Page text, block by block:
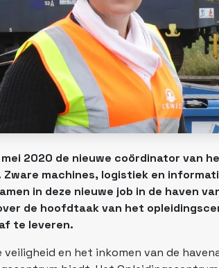
2020 de nieuwe coördinator van
Zware machines, logistiek en
in deze nieuwe job in de haven
de hoofdtaak van het
te leveren.
en het inkomen van de